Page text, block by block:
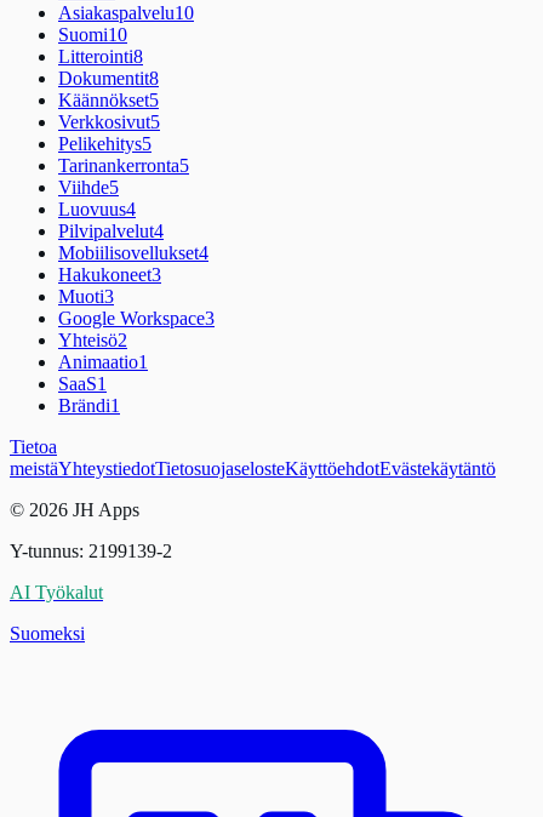
Asiakaspalvelu10
Suomi10
Litterointi8
Dokumentit8
Käännökset5
Verkkosivut5
Pelikehitys5
Tarinankerronta5
Viihde5
Luovuus4
Pilvipalvelut4
Mobiilisovellukset4
Hakukoneet3
Muoti3
Google Workspace3
Yhteisö2
Animaatio1
SaaS1
Brändi1
Tietoa
meistäYhteystiedotTietosuojaselosteKäyttöehdotEvästekäytäntö
© 2026 JH Apps
Y-tunnus: 2199139-2
AI Työkalut
Suomeksi